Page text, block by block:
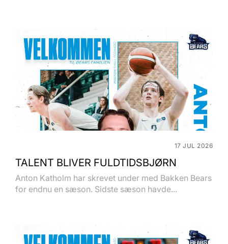
17 JUL 2026
TALENT BLIVER FULDTIDSBJØRN
Anton Katholm har skrevet under med Bakken Bears
for endnu en sæson. Sidste sæson havde...